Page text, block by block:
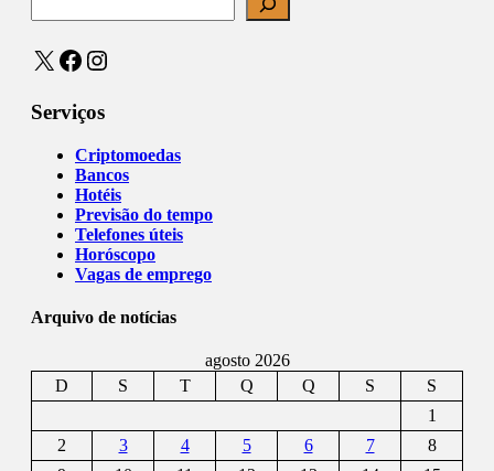
X Facebook
Instagram
Serviços
Criptomoedas
Bancos
Hotéis
Previsão do tempo
Telefones úteis
Horóscopo
Vagas de emprego
Arquivo de notícias
agosto 2026
D
S T Q Q S
S
1
2
3 4 5 6 7
8